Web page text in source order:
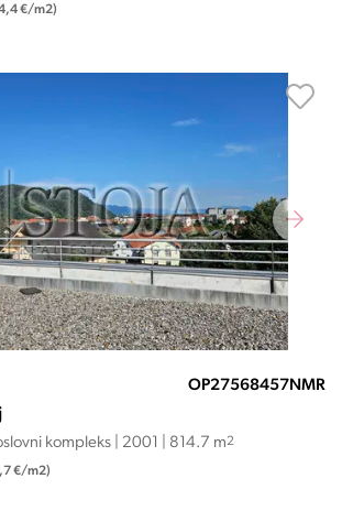
€/m2)
OP27568457NMR
kompleks | 2001 | 814.7 m2
€/m2)